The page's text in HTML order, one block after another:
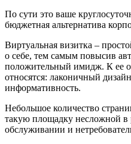
По сути это ваше
бюджетная альтернатива
Виртуальная визитка –
о себе, тем самым повысив
положительный имидж. К ее
относятся: лаконичный
информативность.
Небольшое количество
такую площадку несложной в
обслуживании и